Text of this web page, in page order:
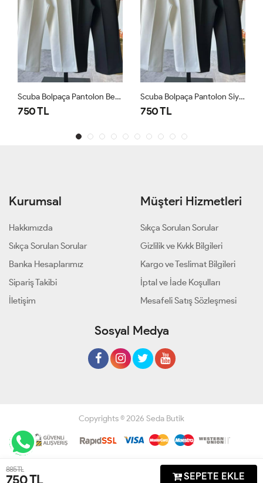
885 TL
750TL SEPETE EKLE
Scuba Bolpaça Pantolon Beyaz Beyaz
750 TL
Scuba Bolpaça Pantolon Siyah Siyah
750 TL
Kurumsal
Hakkımızda
Sıkça Sorulan Sorular
Banka Hesaplarımız
Sipariş Takibi
İletişim
Müşteri Hizmetleri
Sıkça Sorulan Sorular
Gizlilik ve Kvkk Bilgileri
Kargo ve Teslimat Bilgileri
İptal ve İade Koşulları
Mesafeli Satış Sözleşmesi
Sosyal Medya
Copyrights © 2026 Seda Butik
Geliştir - powered by innovation